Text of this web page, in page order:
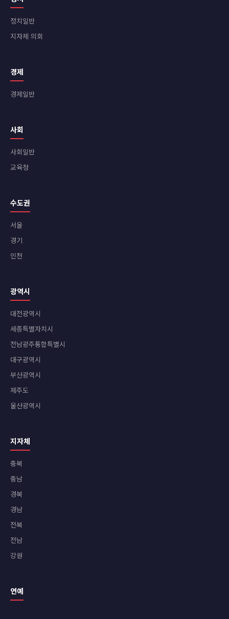
정치일반
지자체 의회
경제
경제일반
사회
사회일반
교육청
수도권
서울
경기
인천
광역시
대전광역시
세종특별자치시
전남광주통합특별시
대구광역시
부산광역시
제주도
울산광역시
지자체
충북
충남
경북
경남
전북
전남
강원
연예